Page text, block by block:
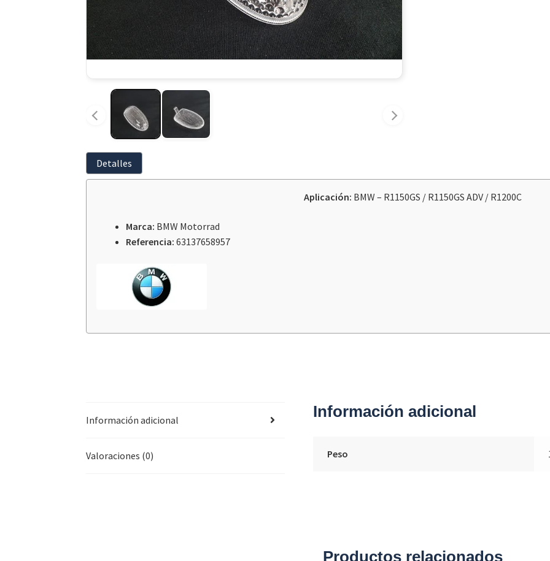
Detalles
Aplicación: BMW – R1150GS / R1150GS ADV / R1200C
Marca: BMW Motorrad
Referencia:63137658957
Información adicional
Valoraciones (0)
Información adicional
Peso
Productos relacionados